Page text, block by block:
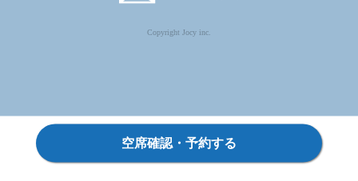
Copyright Jocy inc.
空席確認・予約する